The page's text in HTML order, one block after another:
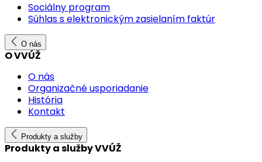
Sociálny program
Súhlas s elektronickým zasielaním faktúr
O nás
O VVÚŽ
O nás
Organizačné usporiadanie
História
Kontakt
Produkty a služby
Produkty a služby VVÚŽ